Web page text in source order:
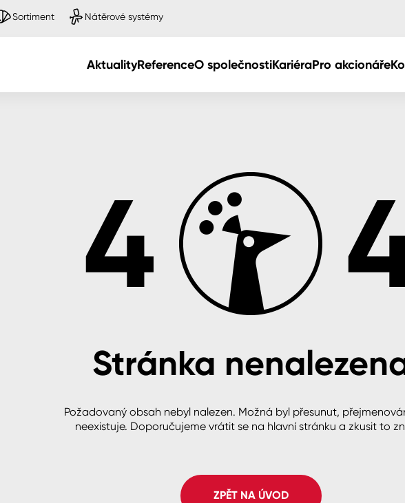
Sortiment Nátěrové systémy
AktualityReferenceO společnostiKariéraPro akcionáře
čističe, technickéStránka
Požadovaný obsah nebyl nalezen. Možná byl přesunut,
neexistuje. Doporučujeme vrátit se na hlavní stránku a zkusit to
ZPĚT NA ÚVOD